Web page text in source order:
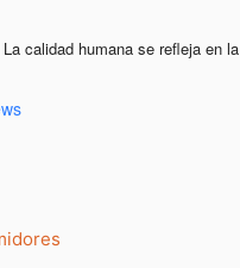
calidad humana se refleja en la